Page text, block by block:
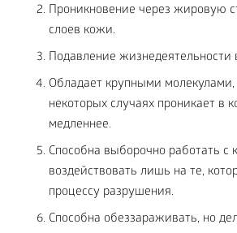
Проникновение через жировую
слоев кожи.
Подавление жизнедеятельности
Обладает крупными молекулами,
некоторых случаях проникает в
медленнее.
Способна выборочно работать с
воздействовать лишь на те,
процессу разрушения.
Способна обеззараживать, но